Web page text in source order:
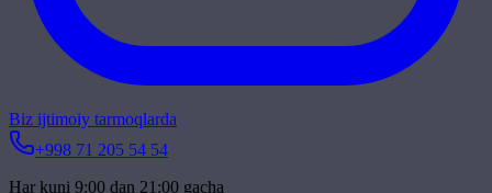
Biz ijtimoiy tarmoqlarda
+998 71 205 54 54
Har kuni 9:00 dan 21:00 gacha